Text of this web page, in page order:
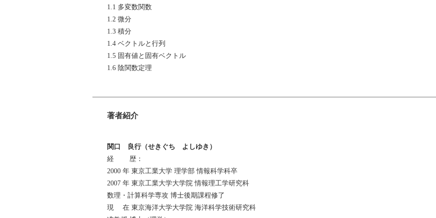
1.1 多変数関数
1.2 微分
1.3 積分
1.4 ベクトルと行列
1.5 固有値と固有ベクトル
1.6 陰関数定理
2.2 凸関数の判定
第3章 最適化問題
著者紹介
関口 良行（せきぐち よしゆき）
経 歴：
2000 年 東京工業大学 理学部 情報科学科卒
2007 年 東京工業大学大学院 情報理工学研究科
数理・計算科学専攻 博士後期課程修了
現 在 東京海洋大学大学院 海洋科学技術研究科